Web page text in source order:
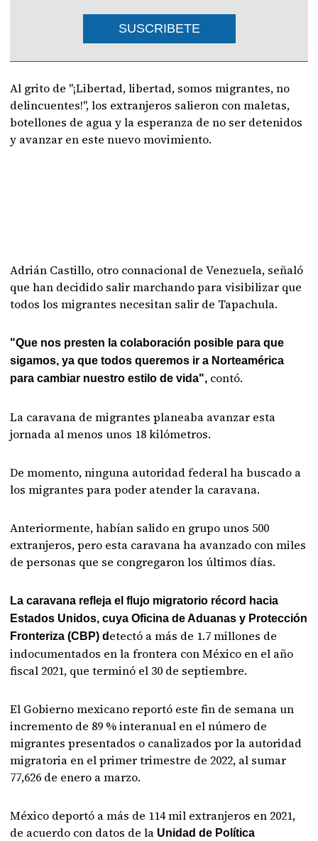
SUSCRIBETE
Al grito de "¡Libertad, libertad, somos migrantes, no
delincuentes!", los extranjeros salieron con maletas,
botellones de agua y la esperanza de no ser detenidos
y avanzar en este nuevo movimiento.
Adrián Castillo, otro connacional de Venezuela, señaló
que han decidido salir marchando para visibilizar que
todos los migrantes necesitan salir de Tapachula.
"Que nos presten la colaboración posible para que
sigamos, ya que todos queremos ir a Norteamérica
para cambiar nuestro estilo de vida", contó.
La caravana de migrantes planeaba avanzar esta
jornada al menos unos 18 kilómetros.
De momento, ninguna autoridad federal ha buscado a
los migrantes para poder atender la caravana.
Anteriormente, habían salido en grupo unos 500
extranjeros, pero esta caravana ha avanzado con miles
de personas que se congregaron los últimos días.
La caravana refleja el flujo migratorio récord hacia
Estados Unidos, cuya Oficina de Aduanas y Protección
Fronteriza (CBP) d etectó a más de 1.7 millones de
indocumentados en la frontera con México en el año
fiscal 2021, que terminó el 30 de septiembre.
El Gobierno mexicano reportó este fin de semana un
incremento de 89 % interanual en el número de
migrantes presentados o canalizados por la autoridad
migratoria en el primer trimestre de 2022, al sumar
77,626 de enero a marzo.
México deportó a más de 114 mil extranjeros en 2021,
de acuerdo con datos de la Unidad de Política